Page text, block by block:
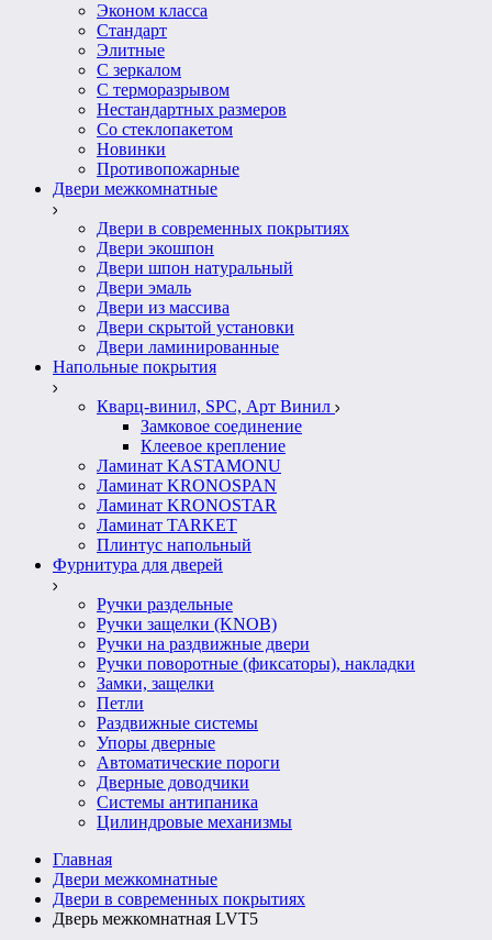
Эконом класса
Стандарт
Элитные
С зеркалом
С терморазрывом
Нестандартных размеров
Со стеклопакетом
Новинки
Противопожарные
Двери межкомнатные
Двери в современных покрытиях
Двери экошпон
Двери шпон натуральный
Двери эмаль
Двери из массива
Двери скрытой установки
Двери ламинированные
Напольные покрытия
Кварц-винил, SPC, Арт Винил
Замковое соединение
Клеевое крепление
Ламинат KASTAMONU
Ламинат KRONOSPAN
Ламинат KRONOSTAR
Ламинат TARKET
Плинтус напольный
Фурнитура для дверей
Ручки раздельные
Ручки защелки (KNOB)
Ручки на раздвижные двери
Ручки поворотные (фиксаторы), накладки
Замки, защелки
Петли
Раздвижные системы
Упоры дверные
Автоматические пороги
Дверные доводчики
Системы антипаника
Цилиндровые механизмы
Главная
Двери межкомнатные
Двери в современных покрытиях
Дверь межкомнатная LVT5